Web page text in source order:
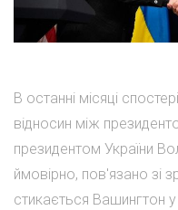
В останні місяці
відносин між
президентом України
ймовірно, пов'язано зі
стикається Вашингтон